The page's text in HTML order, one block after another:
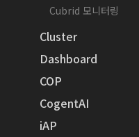
Cubrid 모니터링
Cluster
Dashboard
COP
CogentAI
iAP